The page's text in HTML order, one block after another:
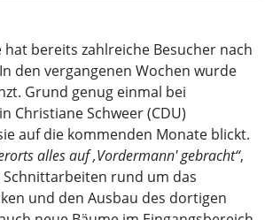
bereits zahlreiche Besucher nach
den vergangenen Wochen wurde
Grund genug einmal bei
Christiane Schweer (CDU)
auf die kommenden Monate blickt.
alles auf ,Vordermann' gebracht“,
Schnittarbeiten rund um das
und den Ausbau des dortigen